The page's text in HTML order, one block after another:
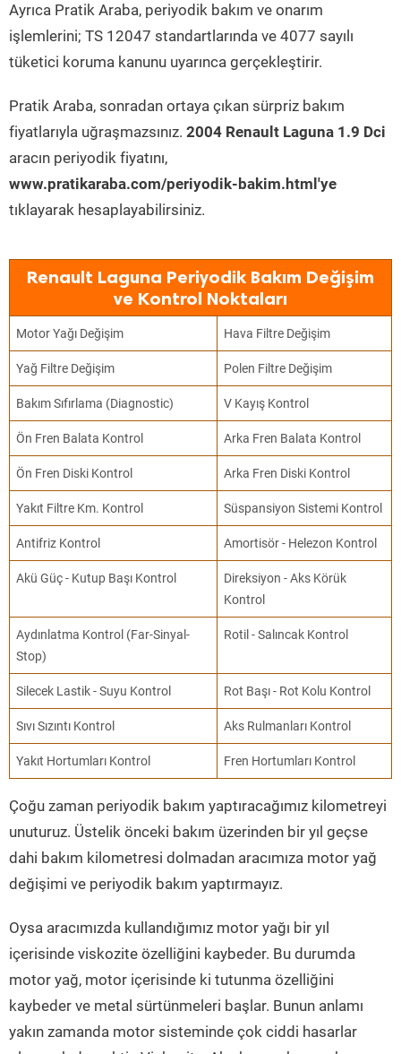
Ayrıca Pratik Araba, periyodik bakım ve onarım
işlemlerini; TS 12047 standartlarında ve 4077 sayılı
tüketici koruma kanunu uyarınca gerçekleştirir.
Pratik Araba, sonradan ortaya çıkan sürpriz bakım
fiyatlarıyla uğraşmazsınız. 2004 Renault Laguna 1.9 Dci
aracın periyodik fiyatını,
www.pratikaraba.com/periyodik-bakim.html'ye
tıklayarak hesaplayabilirsiniz.
Renault Laguna Periyodik Bakım Değişim
ve Kontrol Noktaları
Motor Yağı Değişim Hava Filtre Değişim
Yağ Filtre Değişim Polen Filtre Değişim
Bakım Sıfırlama (Diagnostic) V Kayış Kontrol
Ön Fren Balata Kontrol Arka Fren Balata Kontrol
Ön Fren Diski Kontrol Arka Fren Diski Kontrol
Yakıt Filtre Km. Kontrol Süspansiyon Sistemi Kontrol
Antifriz Kontrol Amortisör - Helezon Kontrol
Akü Güç - Kutup Başı Kontrol
Direksiyon - Aks Körük
Kontrol
Aydınlatma Kontrol (Far-Sinyal-
Stop)
Rotil - Salıncak Kontrol
Silecek Lastik - Suyu Kontrol Rot Başı - Rot Kolu Kontrol
Sıvı Sızıntı Kontrol Aks Rulmanları Kontrol
Yakıt Hortumları Kontrol Fren Hortumları Kontrol
Çoğu zaman periyodik bakım yaptıracağımız kilometreyi
unuturuz. Üstelik önceki bakım üzerinden bir yıl geçse
dahi bakım kilometresi dolmadan aracımıza motor yağ
değişimi ve periyodik bakım yaptırmayız.
Oysa aracımızda kullandığımız motor yağı bir yıl
içerisinde viskozite özelliğini kaybeder. Bu durumda
motor yağ, motor içerisinde ki tutunma özelliğini
kaybeder ve metal sürtünmeleri başlar. Bunun anlamı
yakın zamanda motor sisteminde çok ciddi hasarlar